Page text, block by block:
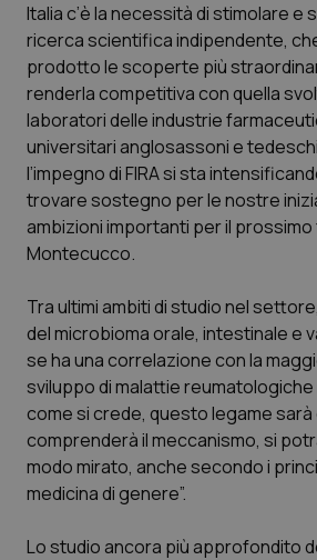
Puglia
Sardegna
Sicilia
Toscana
Umbria
Valle D’Aosta
Veneto
Malattie rare
Malattia di Crohn &
Neuroscienze & patologie
Obesità
Oftalmologia
Oncodermatologia
Oncoematologia
Oncologia & Nutrizione
Psoriasi & pelle
Quotidiano Cardiologia
Italia c’è la necessità di stimolare e
ricerca scientifica indipendente,
prodotto le scoperte più
renderla competitiva con quella
laboratori delle industrie
universitari anglosassoni e
l’impegno di FIRA si sta
trovare sostegno per le nostre
ambizioni importanti per il prossimo
Montecucco.
Tra ultimi ambiti di studio nel
del microbioma orale, intestinale e
se ha una correlazione con la
sviluppo di malattie reumatologiche
come si crede, questo legame
comprenderà il meccanismo, si
modo mirato, anche secondo i
medicina di genere”.
Lo studio ancora più approfondito